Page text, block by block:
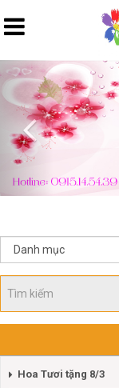
Previous
Hoa Tươi tặng 8/3